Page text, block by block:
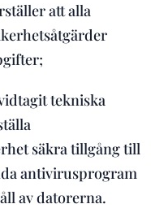
att alla
tekniska
säkra tillgång till
antivirusprogram
av datorerna.